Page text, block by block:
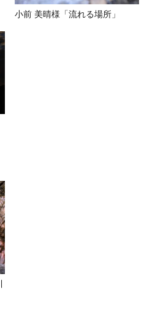
小前 美晴様「流れる場所」